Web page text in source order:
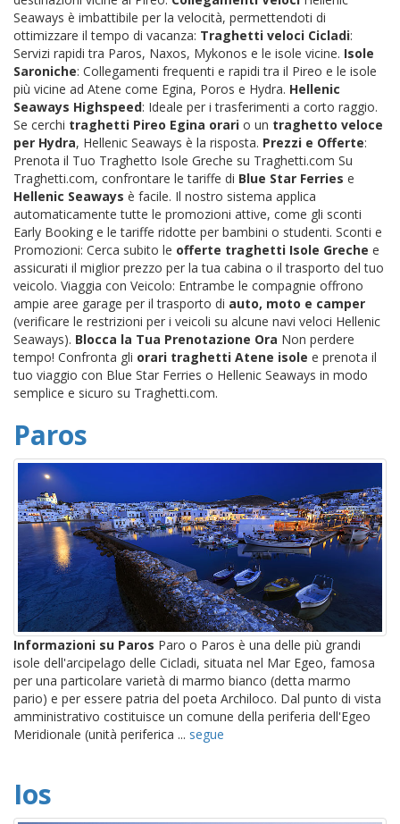
Seaways è imbattibile per la velocità, permettendoti di
ottimizzare il tempo di vacanza: Traghetti veloci Cicladi:
Servizi rapidi tra Paros, Naxos, Mykonos e le isole vicine. Isole
Saroniche: Collegamenti frequenti e rapidi tra il Pireo e le isole
più vicine ad Atene come Egina, Poros e Hydra. Hellenic
Seaways Highspeed: Ideale per i trasferimenti a corto raggio.
Se cerchi traghetti Pireo Egina orari o un traghetto veloce
per Hydra, Hellenic Seaways è la risposta. Prezzi e Offerte:
Prenota il Tuo Traghetto Isole Greche su Traghetti.com Su
Traghetti.com, confrontare le tariffe di Blue Star Ferries e
Hellenic Seaways è facile. Il nostro sistema applica
automaticamente tutte le promozioni attive, come gli sconti
Early Booking e le tariffe ridotte per bambini o studenti. Sconti e
Promozioni: Cerca subito le offerte traghetti Isole Greche e
assicurati il miglior prezzo per la tua cabina o il trasporto del tuo
veicolo. Viaggia con Veicolo: Entrambe le compagnie offrono
ampie aree garage per il trasporto di auto, moto e camper
(verificare le restrizioni per i veicoli su alcune navi veloci Hellenic
Seaways). Blocca la Tua Prenotazione Ora Non perdere
tempo! Confronta gli orari traghetti Atene isole e prenota il
tuo viaggio con Blue Star Ferries o Hellenic Seaways in modo
semplice e sicuro su Traghetti.com.
Paros
Informazioni su Paros Paro o Paros è una delle più grandi
isole dell'arcipelago delle Cicladi, situata nel Mar Egeo, famosa
per una particolare varietà di marmo bianco (detta marmo
pario) e per essere patria del poeta Archiloco. Dal punto di vista
amministrativo costituisce un comune della periferia dell'Egeo
Meridionale (unità periferica ... segue
Ios